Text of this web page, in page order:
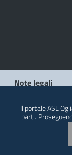
Note legali
Contatti
Il portale ASL
parti.